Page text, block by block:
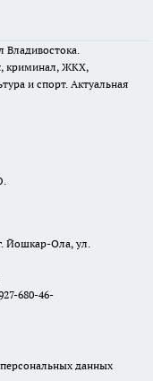
Владивостока.
криминал, ЖКХ,
и спорт. Актуальная
Йошкар-Ола, ул.
680-46-
данных